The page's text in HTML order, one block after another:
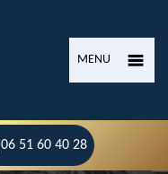
MENU
06 51 60 40 28